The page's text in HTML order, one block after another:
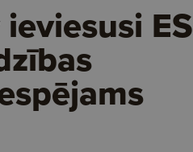
ES